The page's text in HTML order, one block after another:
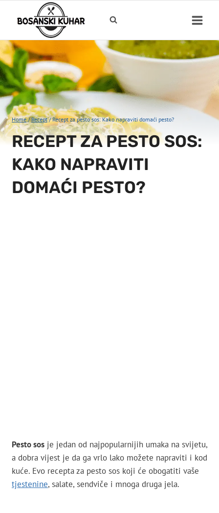
Home / Recept / Recept za pesto sos: Kako napraviti domaći pesto?
RECEPT ZA PESTO SOS:
KAKO NAPRAVITI
DOMAĆI PESTO?
Pesto sos je jedan od najpopularnijih umaka na svijetu,
a dobra vijest je da ga vrlo lako možete napraviti i kod
kuće. Evo recepta za pesto sos koji će obogatiti vaše
tjestenine, salate, sendviče i mnoga druga jela.